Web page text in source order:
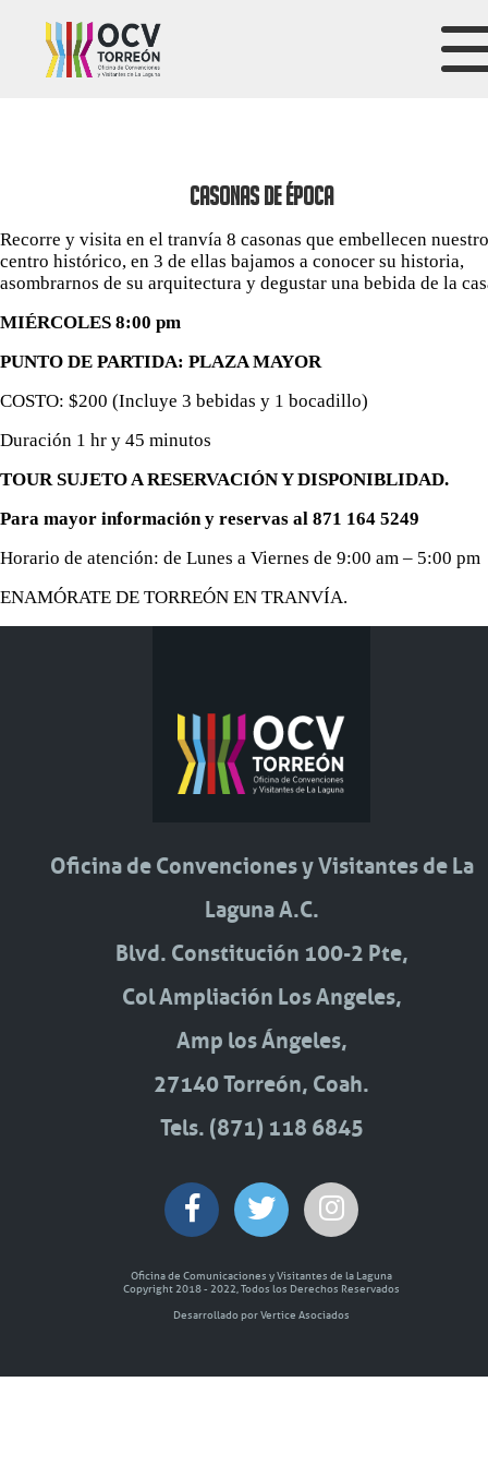
CASONAS DE ÉPOCA
Recorre y visita en el tranvía 8 casonas que embellecen nuestro
centro histórico, en 3 de ellas bajamos a conocer su historia,
asombrarnos de su arquitectura y degustar una bebida de la
MIÉRCOLES 8:00 pm
PUNTO DE PARTIDA: PLAZA MAYOR
COSTO: $200 (Incluye 3 bebidas y 1 bocadillo)
Duración 1 hr y 45 minutos
TOUR SUJETO A RESERVACIÓN Y DISPONIBLIDAD.
Para mayor información y reservas al 871 164 5249
Horario de atención: de Lunes a Viernes de 9:00 am – 5:00 pm
ENAMÓRATE DE TORREÓN EN TRANVÍA.
Oficina de Convenciones y Visitantes de La
Laguna A.C.
Blvd. Constitución 100-2 Pte,
Col Ampliación Los Angeles,
Amp los Ángeles,
27140 Torreón, Coah.
Tels. (871) 118 6845
Oficina de Comunicaciones y Visitantes de la Laguna
Copyright 2018 - 2022, Todos los Derechos Reservados
Desarrollado por Vertice Asociados